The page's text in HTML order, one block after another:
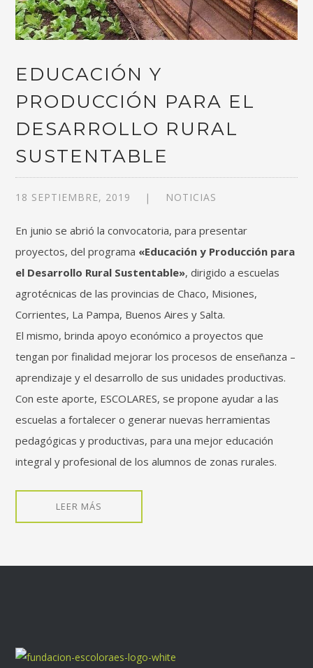
EDUCACIÓN Y
PRODUCCIÓN PARA EL
DESARROLLO RURAL
SUSTENTABLE
18 SEPTIEMBRE, 2019 NOTICIAS
En junio se abrió la convocatoria, para presentar
proyectos, del programa «Educación y Producción para
el Desarrollo Rural Sustentable», dirigido a escuelas
agrotécnicas de las provincias de Chaco, Misiones,
Corrientes, La Pampa, Buenos Aires y Salta.
El mismo, brinda apoyo económico a proyectos que
tengan por finalidad mejorar los procesos de enseñanza –
aprendizaje y el desarrollo de sus unidades productivas.
Con este aporte, ESCOLARES, se propone ayudar a las
escuelas a fortalecer o generar nuevas herramientas
pedagógicas y productivas, para una mejor educación
integral y profesional de los alumnos de zonas rurales.
LEER MÁS